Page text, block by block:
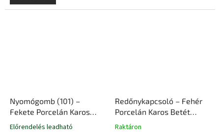
Nyomógomb (101) –
Fekete Porcelán Karos
Kapcsoló Betét
Előrendelés leadható
Redőnykapcsoló – Fehér
Porcelán Karos Betét
Süllyesztett Szerelvény |
Raktáron